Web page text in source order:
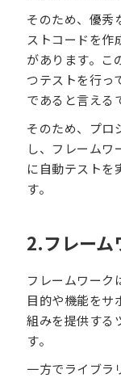
そのため、優秀
ストコードを作
があります。こ
つテストを行っ
であると言える
そのため、プロ
し、フレームワ
に自動テストを
す。
2.フレーム
フレームワーク
目的や機能をサ
組みを提供する
す。
一方でライブラ